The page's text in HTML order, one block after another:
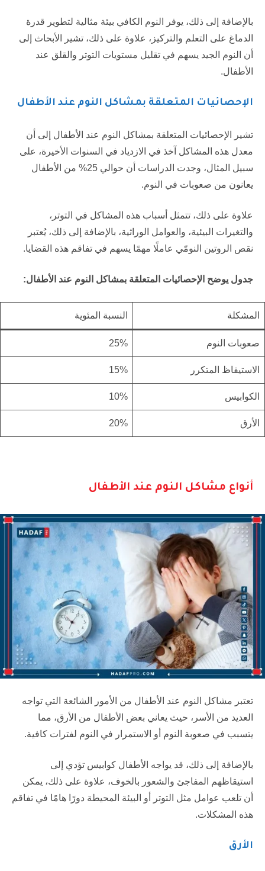
بالإضافة إلى ذلك، يوفر النوم الكافي بيئة مثالية لتطوير قدرة
الدماغ على التعلم والتركيز، علاوة على ذلك، تشير الأبحاث إلى
أن النوم الجيد يسهم في تقليل مستويات التوتر والقلق عند
الأطفال.
الإحصائيات المتعلقة بمشاكل النوم عند الأطفال
تشير الإحصائيات المتعلقة بمشاكل النوم عند الأطفال إلى أن
معدل هذه المشاكل آخذ في الازدياد في السنوات الأخيرة، على
سبيل المثال، وجدت الدراسات أن حوالي 25% من الأطفال
يعانون من صعوبات في النوم.
علاوة على ذلك، تتمثل أسباب هذه المشاكل في التوتر،
والتغيرات البيئية، والعوامل الوراثية، بالإضافة إلى ذلك، يُعتبر
نقص الروتين النومّي عاملًا مهمًا يسهم في تفاقم هذه القضايا.
جدول يوضح الإحصائيات المتعلقة بمشاكل النوم عند الأطفال:
المشكلة النسبة المئوية
صعوبات النوم 25%
الاستيقاظ المتكرر 15%
الكوابيس 10%
الأرق 20%
أنواع مشاكل النوم عند الأطفال
تعتبر مشاكل النوم عند الأطفال من الأمور الشائعة التي تواجه
العديد من الأسر، حيث يعاني بعض الأطفال من الأرق، مما
يتسبب في صعوبة النوم أو الاستمرار في النوم لفترات كافية.
بالإضافة إلى ذلك، قد يواجه الأطفال كوابيس تؤدي إلى
استيقاظهم المفاجئ والشعور بالخوف، علاوة على ذلك، يمكن
أن تلعب عوامل مثل التوتر أو البيئة المحيطة دورًا هامًا في تفاقم
هذه المشكلات.
الأرق